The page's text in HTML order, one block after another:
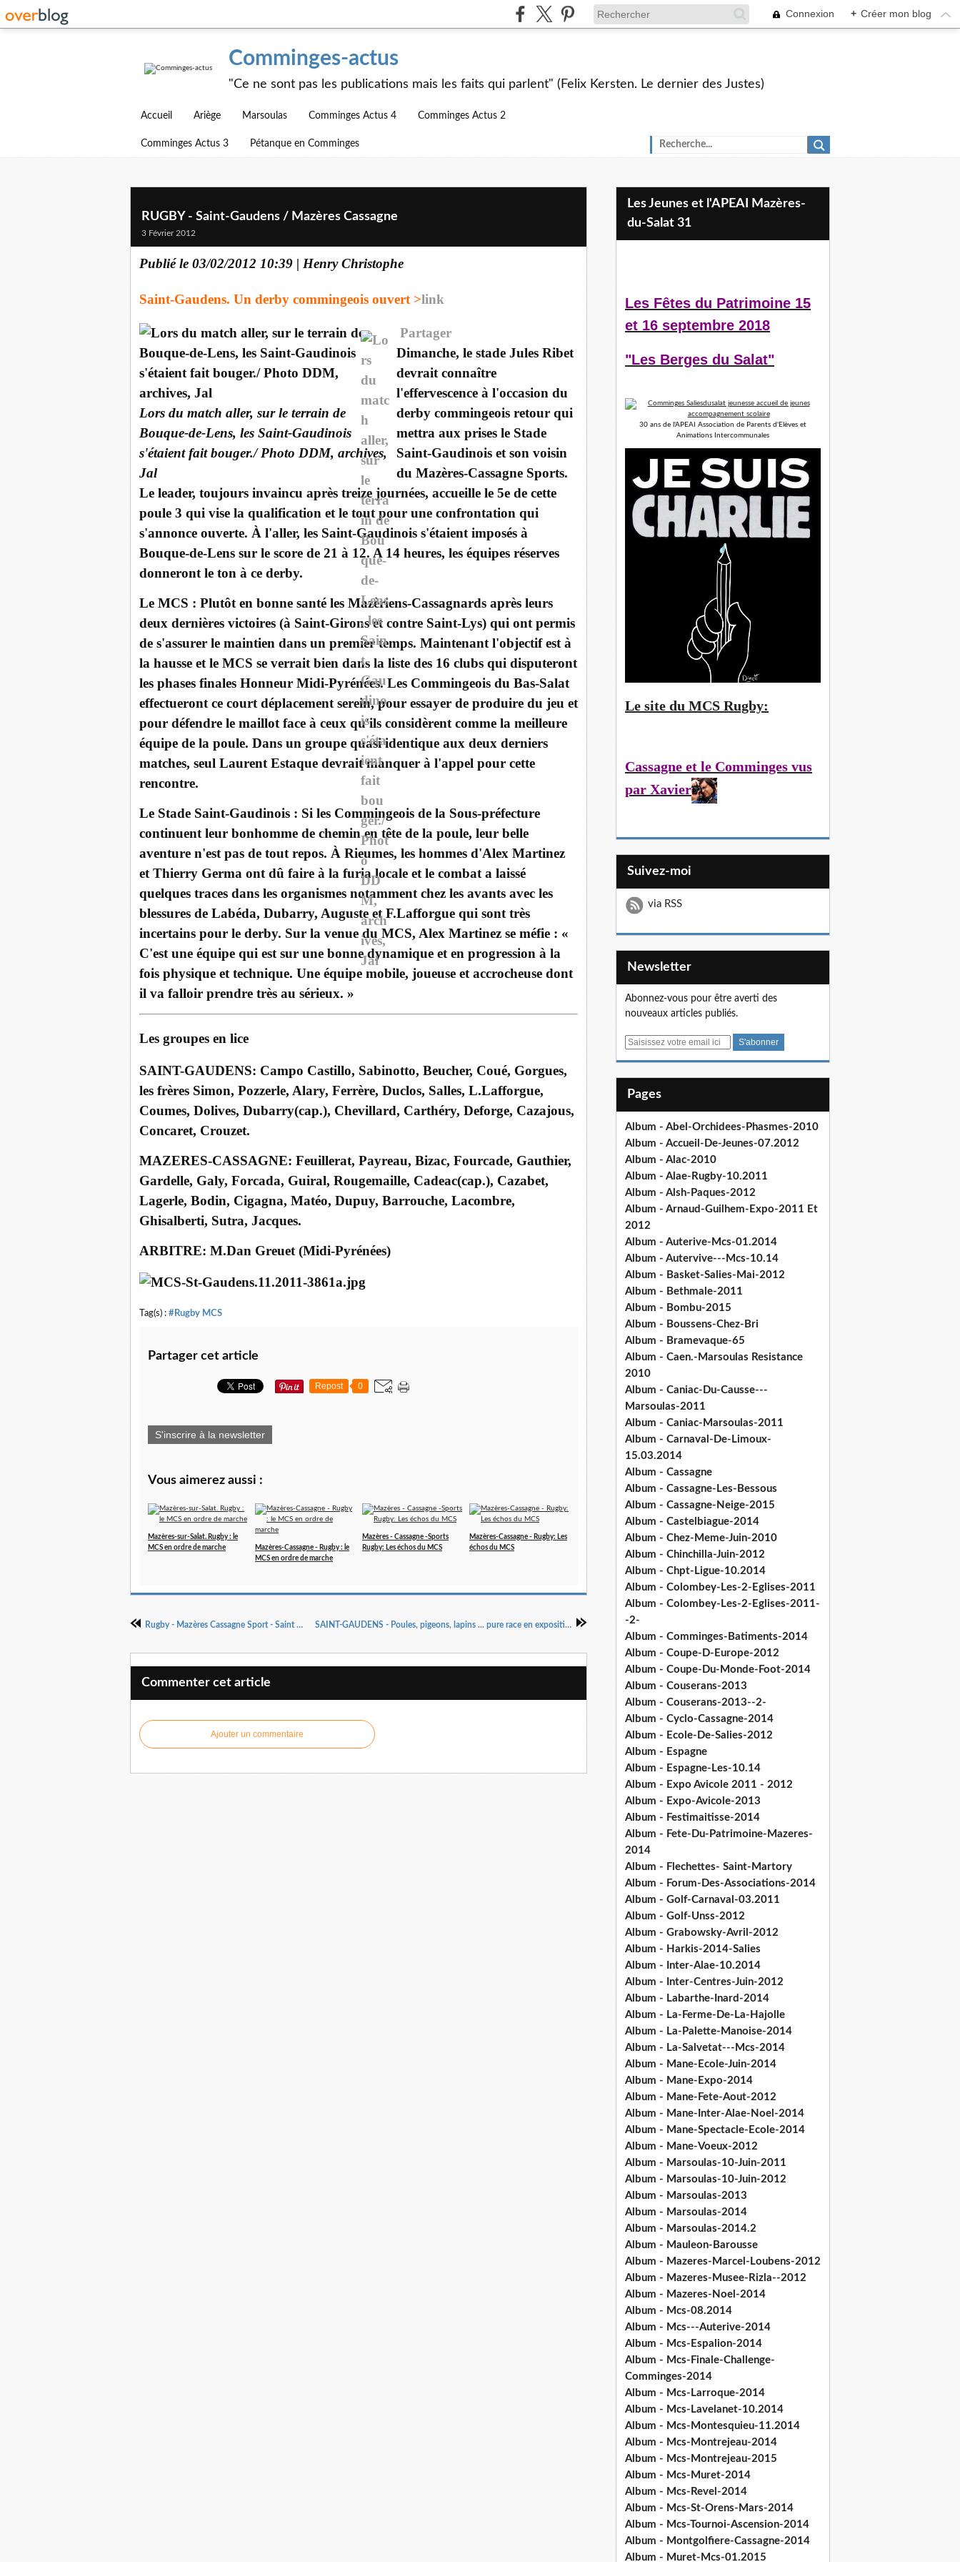
Connexion + Créer mon blog
Comminges-actus
"Ce ne sont pas les publications mais les faits qui parlent" (Felix Kersten. Le dernier des Justes)
Accueil Ariège Marsoulas Comminges Actus 4 Comminges Actus 2
Comminges Actus 3 Pétanque en Comminges
RUGBY - Saint-Gaudens / Mazères Cassagne
3 Février 2012
Publié le 03/02/2012 10:39 | Henry Christophe
Saint-Gaudens. Un derby commingeois ouvert >link
Lors du match aller, sur le terrain de
Bouque-de-Lens, les Saint-Gaudinois
s'étaient fait bouger./ Photo DDM, archives,
Jal
Partager
Dimanche, le stade Jules Ribet
devrait connaître
l'effervescence à l'occasion du
derby commingeois retour qui
mettra aux prises le Stade
Saint-Gaudinois et son voisin
du Mazères-Cassagne Sports.
Le leader, toujours invaincu après treize journées, accueille le 5e de cette
poule 3 qui vise la qualification et le tout pour une confrontation qui
s'annonce ouverte. À l'aller, les Saint-Gaudinois s'étaient imposés à
Bouque-de-Lens sur le score de 21 à 12. A 14 heures, les équipes réserves
donneront le ton à ce derby.
Le MCS : Plutôt en bonne santé les Mazèriens-Cassagnards après leurs
deux dernières victoires (à Saint-Girons et contre Saint-Lys) qui ont permis
de s'assurer le maintien dans un premier temps. Maintenant l'objectif est à
la hausse et le MCS se verrait bien dans la liste des 16 clubs qui disputeront
les phases finales Honneur Midi-Pyrénées. Les Commingeois du Bas-Salat
effectueront ce court déplacement serein, pour essayer de produire du jeu et
pour défendre le maillot face à ceux qu'ils considèrent comme la meilleure
équipe de la poule. Dans un groupe quasi identique aux deux derniers
matches, seul Laurent Estaque devrait manquer à l'appel pour cette
rencontre.
Le Stade Saint-Gaudinois : Si les Commingeois de la Sous-préfecture
continuent leur bonhomme de chemin en tête de la poule, leur belle
aventure n'est pas de tout repos. À Rieumes, les hommes d'Alex Martinez
et Thierry Germa ont dû faire à la furia locale et le combat a laissé
quelques traces dans les organismes notamment chez les avants avec les
blessures de Labéda, Dubarry, Auguste et F.Lafforgue qui sont très
incertains pour le derby. Sur la venue du MCS, Alex Martinez se méfie : «
C'est une équipe qui est sur une bonne dynamique et en progression à la
fois physique et technique. Une équipe mobile, joueuse et accrocheuse dont
il va falloir prendre très au sérieux. »
Les groupes en lice
SAINT-GAUDENS: Campo Castillo, Sabinotto, Beucher, Coué, Gorgues,
les frères Simon, Pozzerle, Alary, Ferrère, Duclos, Salles, L.Lafforgue,
Coumes, Dolives, Dubarry(cap.), Chevillard, Carthéry, Deforge, Cazajous,
Concaret, Crouzet.
MAZERES-CASSAGNE: Feuillerat, Payreau, Bizac, Fourcade, Gauthier,
Gardelle, Galy, Forcada, Guiral, Rougemaille, Cadeac(cap.), Cazabet,
Lagerle, Bodin, Cigagna, Matéo, Dupuy, Barrouche, Lacombre,
Ghisalberti, Sutra, Jacques.
ARBITRE: M.Dan Greuet (Midi-Pyrénées)
Tag(s) : #Rugby MCS
Partager cet article
Repost 0
S'inscrire à la newsletter
Vous aimerez aussi :
Mazères-sur-Salat. Rugby : le
MCS en ordre de marche
Mazères-Cassagne - Rugby : le
MCS en ordre de marche
Mazères - Cassagne -Sports
Rugby: Les échos du MCS
Mazères-Cassagne - Rugby: Les
échos du MCS
Rugby - Mazères Cassagne Sport - Saint Lys SAINT-GAUDENS - Poules, pigeons, lapins ... pure race en exposition
Commenter cet article
Ajouter un commentaire
Les Jeunes et l'APEAI Mazères-
du-Salat 31
Les Fêtes du Patrimoine 15
et 16 septembre 2018
"Les Berges du Salat"
30 ans de l'APEAI Association de Parents d'Elèves et
Animations Intercommunales
Le site du MCS Rugby:
Cassagne et le Comminges vus
par Xavier
Suivez-moi
via RSS
Newsletter
Abonnez-vous pour être averti des
nouveaux articles publiés.
E
Pages
Album - Abel-Orchidees-Phasmes-2010
Album - Accueil-De-Jeunes-07.2012
Album - Alac-2010
Album - Alae-Rugby-10.2011
Album - Alsh-Paques-2012
Album - Arnaud-Guilhem-Expo-2011 Et
2012
Album - Auterive-Mcs-01.2014
Album - Autervive---Mcs-10.14
Album - Basket-Salies-Mai-2012
Album - Bethmale-2011
Album - Bombu-2015
Album - Boussens-Chez-Bri
Album - Bramevaque-65
Album - Caen.-Marsoulas Resistance
2010
Album - Caniac-Du-Causse---
Marsoulas-2011
Album - Caniac-Marsoulas-2011
Album - Carnaval-De-Limoux-
15.03.2014
Album - Cassagne
Album - Cassagne-Les-Bessous
Album - Cassagne-Neige-2015
Album - Castelbiague-2014
Album - Chez-Meme-Juin-2010
Album - Chinchilla-Juin-2012
Album - Chpt-Ligue-10.2014
Album - Colombey-Les-2-Eglises-2011
Album - Colombey-Les-2-Eglises-2011-
-2-
Album - Comminges-Batiments-2014
Album - Coupe-D-Europe-2012
Album - Coupe-Du-Monde-Foot-2014
Album - Couserans-2013
Album - Couserans-2013--2-
Album - Cyclo-Cassagne-2014
Album - Ecole-De-Salies-2012
Album - Espagne
Album - Espagne-Les-10.14
Album - Expo Avicole 2011 - 2012
Album - Expo-Avicole-2013
Album - Festimaitisse-2014
Album - Fete-Du-Patrimoine-Mazeres-
2014
Album - Flechettes- Saint-Martory
Album - Forum-Des-Associations-2014
Album - Golf-Carnaval-03.2011
Album - Golf-Unss-2012
Album - Grabowsky-Avril-2012
Album - Harkis-2014-Salies
Album - Inter-Alae-10.2014
Album - Inter-Centres-Juin-2012
Album - Labarthe-Inard-2014
Album - La-Ferme-De-La-Hajolle
Album - La-Palette-Manoise-2014
Album - La-Salvetat---Mcs-2014
Album - Mane-Ecole-Juin-2014
Album - Mane-Expo-2014
Album - Mane-Fete-Aout-2012
Album - Mane-Inter-Alae-Noel-2014
Album - Mane-Spectacle-Ecole-2014
Album - Mane-Voeux-2012
Album - Marsoulas-10-Juin-2011
Album - Marsoulas-10-Juin-2012
Album - Marsoulas-2013
Album - Marsoulas-2014
Album - Marsoulas-2014.2
Album - Mauleon-Barousse
Album - Mazeres-Marcel-Loubens-2012
Album - Mazeres-Musee-Rizla--2012
Album - Mazeres-Noel-2014
Album - Mcs-08.2014
Album - Mcs---Auterive-2014
Album - Mcs-Espalion-2014
Album - Mcs-Finale-Challenge-
Comminges-2014
Album - Mcs-Larroque-2014
Album - Mcs-Lavelanet-10.2014
Album - Mcs-Montesquieu-11.2014
Album - Mcs-Montrejeau-2014
Album - Mcs-Montrejeau-2015
Album - Mcs-Muret-2014
Album - Mcs-Revel-2014
Album - Mcs-St-Orens-Mars-2014
Album - Mcs-Tournoi-Ascension-2014
Album - Montgolfiere-Cassagne-2014
Album - Muret-Mcs-01.2015